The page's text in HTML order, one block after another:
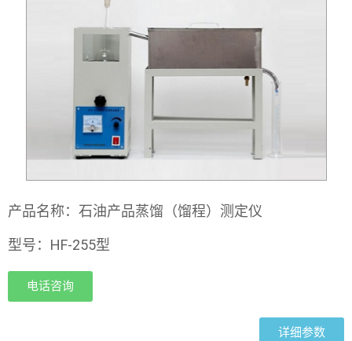
产品名称：石油产品蒸馏（馏程）测定仪
型号：HF-255型
电话咨询
详细参数